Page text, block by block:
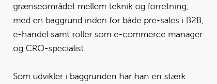
grænseområdet mellem teknik og forretning,
med en baggrund inden for både pre-sales i B2B,
e-handel samt roller som e-commerce manager
og CRO-specialist.
Som udvikler i baggrunden har han en stærk